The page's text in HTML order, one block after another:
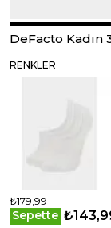
DeFacto Kadın
RENKLER
₺179,99
Sepette